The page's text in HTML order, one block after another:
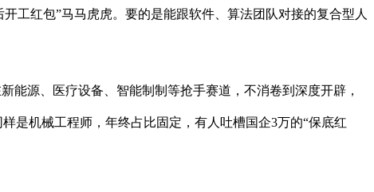
工红包”马马虎虎。要的是能跟软件、算法团队对接的复合型人
源、医疗设备、智能制制等抢手赛道，不消卷到深度开辟，
是机械工程师，年终占比固定，有人吐槽国企3万的“保底红